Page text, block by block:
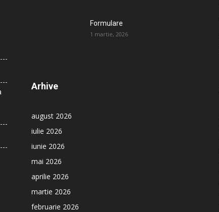
Formulare
1 martie, 2026
Arhive
august 2026
iulie 2026
iunie 2026
mai 2026
aprilie 2026
martie 2026
februarie 2026